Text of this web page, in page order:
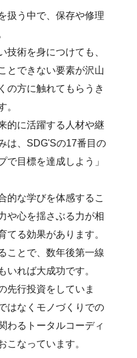
扱う中で、保存や修理
技術を身につけても、
とできない要素が沢山
の方に触れてもらうき
。
的に活躍する人材や継
は、SDG'Sの17番目の
で目標を達成しよう」
的な学びを体感するこ
や心を揺さぶる力が相
てる効果があります。
ことで、数年後第一線
いれば大成功です。
先行投資をしていま
はなくモノづくりでの
わるトータルコーディ
こなっています。